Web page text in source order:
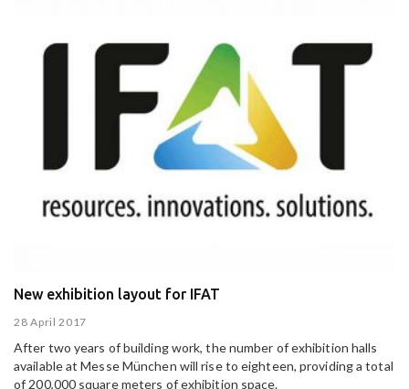
New exhibition layout for IFAT
28 April 2017
After two years of building work, the number of exhibition halls
available at Messe München will rise to eighteen, providing a total
of 200,000 square meters of exhibition space.